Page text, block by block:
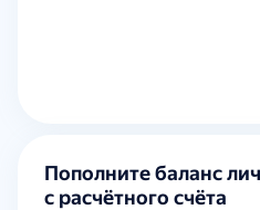
Пополните баланс
с расчётного счёта